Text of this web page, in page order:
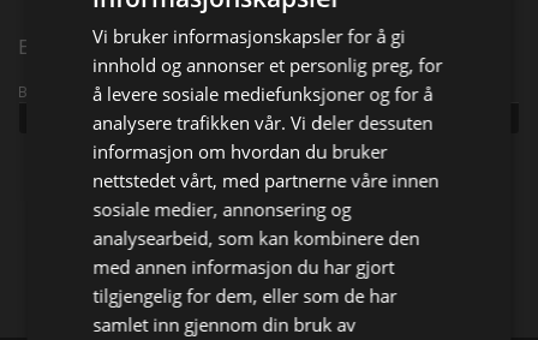
Episode 213
Broadcast info
2026
Facebook X
Vi bruker informasjonskapsler for å gi
innhold og annonser et personlig preg, for
å levere sosiale mediefunksjoner og for å
analysere trafikken vår. Vi deler dessuten
informasjon om hvordan du bruker
nettstedet vårt, med partnerne våre innen
sosiale medier, annonsering og
analysearbeid, som kan kombinere den
med annen informasjon du har gjort
tilgjengelig for dem, eller som de har
samlet inn gjennom din bruk av